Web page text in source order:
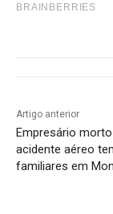
BRAINBERRIES
Artigo anterior
Empresário
acidente aéreo
familiares em